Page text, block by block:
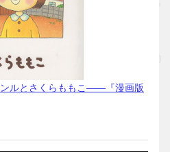
ルとさくらももこ――『漫画版